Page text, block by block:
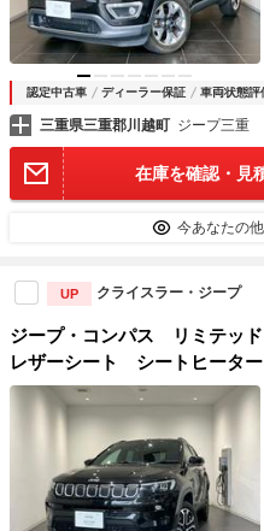
認定中古車 ディーラー保証 車両状態評
三重県三重郡川越町 ジープ三重
在庫を確認・見
今あなたの
UP クライスラー・ジープ
ジープ・コンパス リミテ
レザーシート シートヒータ
ティブクルーズコントロール